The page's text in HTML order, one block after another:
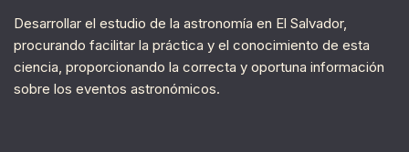
Desarrollar el estudio de la astronomía en El Salvador,
procurando facilitar la práctica y el conocimiento de esta
ciencia, proporcionando la correcta y oportuna información
sobre los eventos astronómicos.